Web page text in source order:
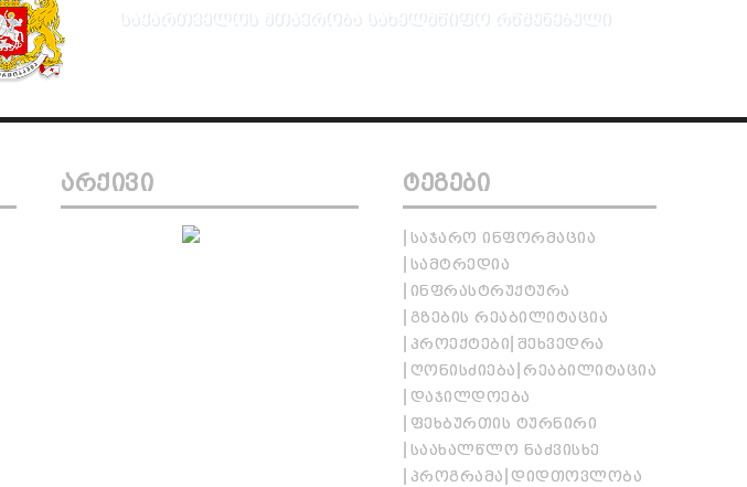
ᲡᲐᲥᲐᲠᲗᲕᲔᲚᲝᲡ ᲛᲗᲐᲕᲠᲝᲑᲐ ᲡᲐᲮᲔᲚᲛᲬᲘᲤᲝ ᲠᲬᲛᲣᲜᲔᲑᲣᲚᲘ
ᲐᲠᲥᲘᲕᲘ ᲢᲔᲒᲔᲑᲘ
ᲡᲐᲯᲐᲠᲝ ᲘᲜᲤᲝᲠᲛᲐᲪᲘᲐ
ᲡᲐᲛᲢᲠᲔᲓᲘᲐ
ᲘᲜᲤᲠᲐᲡᲢᲠᲣᲥᲢᲣᲠᲐ
ᲒᲖᲔᲑᲘᲡ ᲠᲔᲐᲑᲘᲚᲘᲢᲐᲪᲘᲐ
ᲞᲠᲝᲔᲥᲢᲔᲑᲘ ᲨᲔᲮᲕᲔᲓᲠᲐ
ᲦᲝᲜᲘᲡᲫᲘᲔᲑᲐ ᲠᲔᲐᲑᲘᲚᲘᲢᲐᲪᲘᲐ
ᲓᲐᲯᲘᲚᲓᲝᲔᲑᲐ
ᲤᲔᲮᲑᲣᲠᲗᲘᲡ ᲢᲣᲠᲜᲘᲠᲘ
ᲡᲐᲐᲮᲐᲚᲬᲚᲝ ᲜᲐᲫᲕᲘᲡᲮᲔ
ᲞᲠᲝᲒᲠᲐᲛᲐ ᲓᲘᲓᲗᲝᲕᲚᲝᲑᲐ